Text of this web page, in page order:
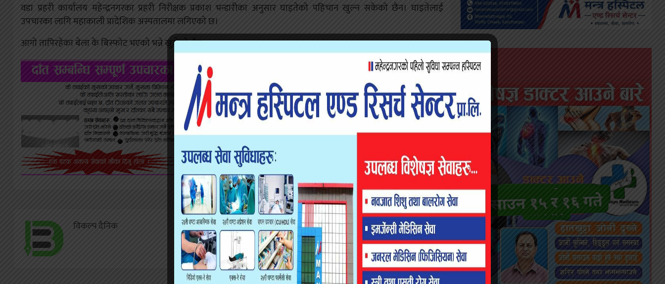
वडा प्रहरी कार्यालय महेन्द्रनगरका प्रहरी निरीक्षक प्रकाश भन्डारीका अनुसार घाइतेको पहिचान खुल्न सकेको छैन। घाइतेलाई
उपचारका लागि महाकाली प्रादेशिक अस्पतालमा लगिएको छ।
आगो तापिरहेका बेला के बिस्फोट भएको भन्ने खुलेको छैन ।
विकल्प दैनिक